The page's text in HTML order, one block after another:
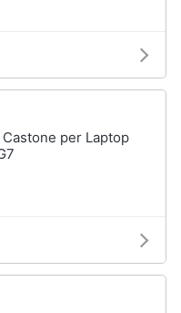
per Laptop